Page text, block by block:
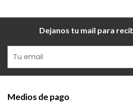
Dejanos tu mail para
Medios de pago